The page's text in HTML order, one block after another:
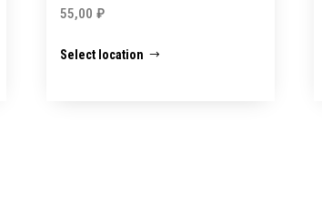
55,00 ₽
Select location